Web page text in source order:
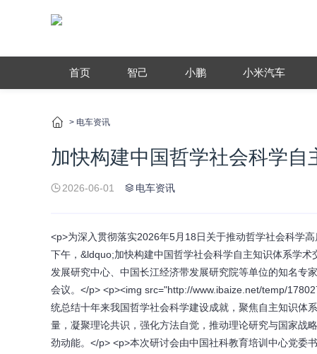
首页 智己 小鹏 小米汽车
> 电车资讯
加快构建中国哲学社会科学
2026-06-01 电车资讯
<p>为深入贯彻落实2026年5月18日关于推动哲学社会科学
下午，&ldquo;加快构建中国哲学社会科学自主知识体系学
发展研究中心、中国长江经济带发展研究院等单位的知名专
会议。</p> <p><img src="http://www.ibaize.net/temp/
统总结十年来我国哲学社会科学建设成就，聚焦自主知识体
量，凝聚理论共识，强化方法自觉，推动理论研究与国家战
劲动能。</p> <p>本次研讨会由中国社科教育培训中心党委